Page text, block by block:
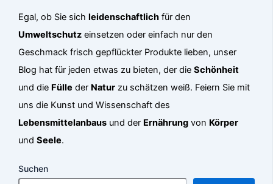
Egal, ob Sie sichleidenschaftlich für den
Umweltschutz einsetzen oder einfach nur den
Geschmack frisch gepflückter Produkte lieben, unser
Blog hat für jeden etwas zu bieten, der dieSchönheit
und die Fülle der Natur zu schätzen weiß. Feiern Sie mit
uns die Kunst und Wissenschaft des
Lebensmittelanbaus und der Ernährung von Körper
undSeele.
Suchen